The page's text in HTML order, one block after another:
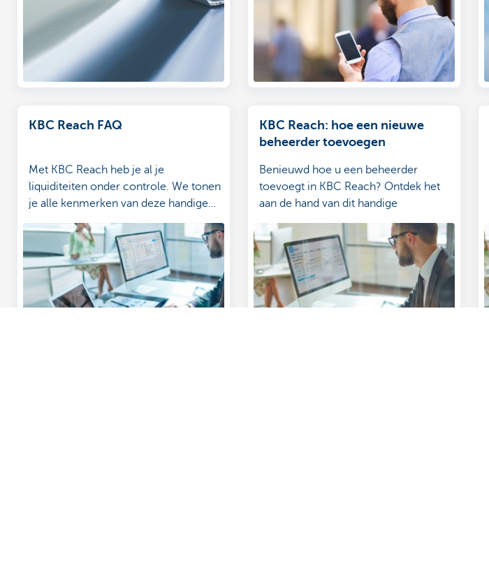
KBC Reach FAQ
Met KBC Reach heb je al je
liquiditeiten onder controle. We tonen
je alle kenmerken van deze handige
KBC Reach: hoe een nieuwe
beheerder toevoegen
Benieuwd hoe u een beheerder
toevoegt in KBC Reach? Ontdek het
aan de hand van dit handige